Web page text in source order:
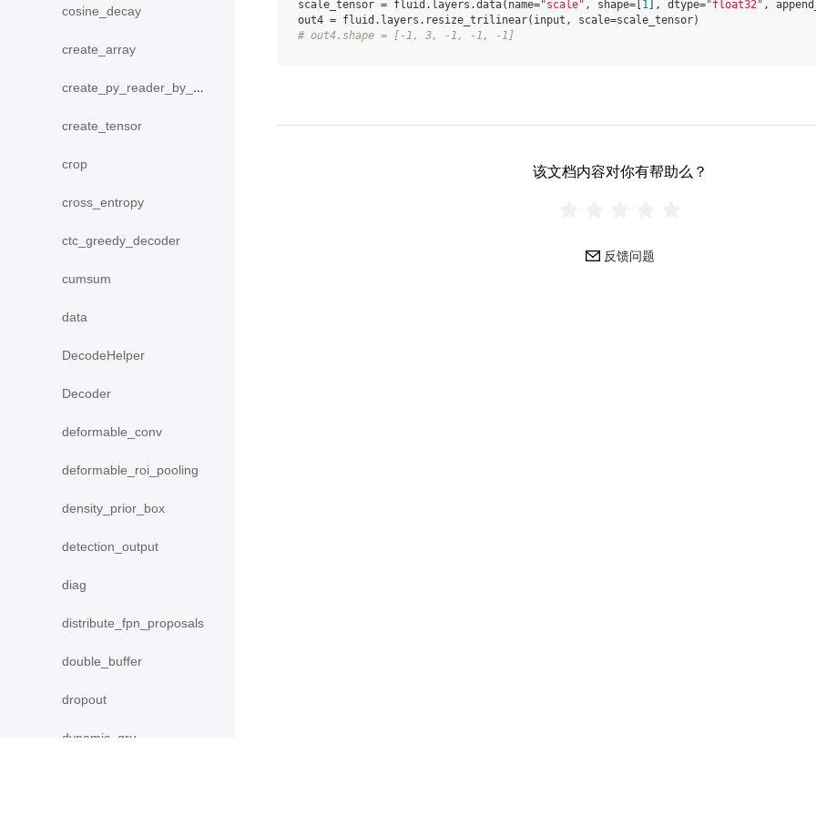
cosine_decay
create_array
create_py_reader_by_data
create_tensor
crop
cross_entropy
ctc_greedy_decoder
cumsum
data
DecodeHelper
Decoder
deformable_conv
deformable_roi_pooling
density_prior_box
detection_output
diag
distribute_fpn_proposals
double_buffer
dropout
dynamic_gru
scale_tensor = fluid . layers .data( name="scale" , shape= 1 ], dtype="float32" ,
out4 = fluid . layers . resize_trilinear( input , scale=scale_tensor)
# out4.shape = [-1, 3, -1, -1, -1]
该文档内容对你有帮助么？
反馈问题